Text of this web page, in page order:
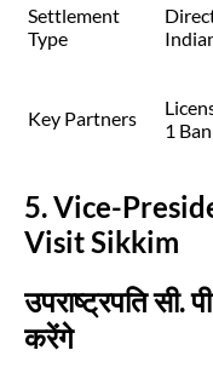
Settlement
Type
Key Partners
1
5. Vice-
Visit Sikkim
उपराष्ट्रपति सी.
करेंगे